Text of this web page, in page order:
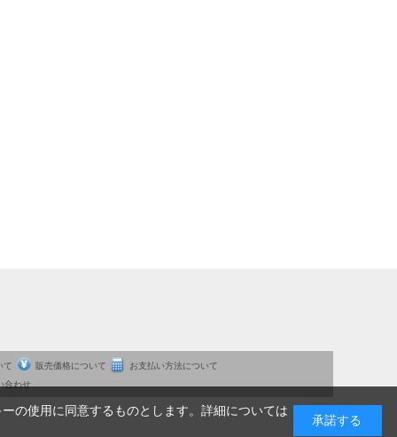
て 販売価格について
お支払い方法について
合わせ
の使用に同意するものとします。詳細については
承諾する